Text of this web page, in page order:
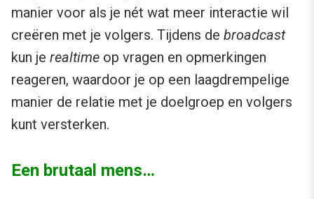
manier voor als je nét wat meer interactie wil
creëren met je volgers. Tijdens de broadcast
kun je realtime op vragen en opmerkingen
reageren, waardoor je op een laagdrempelige
manier de relatie met je doelgroep en volgers
kunt versterken.
Een brutaal mens…